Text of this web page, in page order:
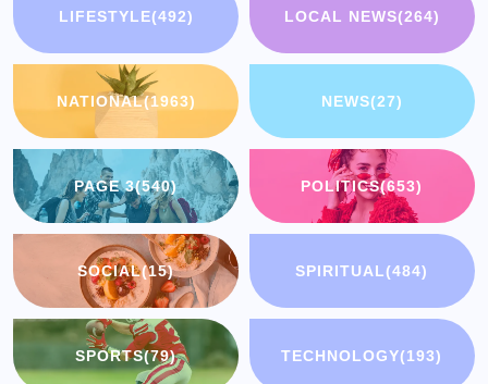
LIFESTYLE(492) LOCAL NEWS(264)
NATIONAL(1963) NEWS(27)
PAGE 3(540) POLITICS(653)
SOCIAL(15) SPIRITUAL(484)
SPORTS(79) TECHNOLOGY(193)